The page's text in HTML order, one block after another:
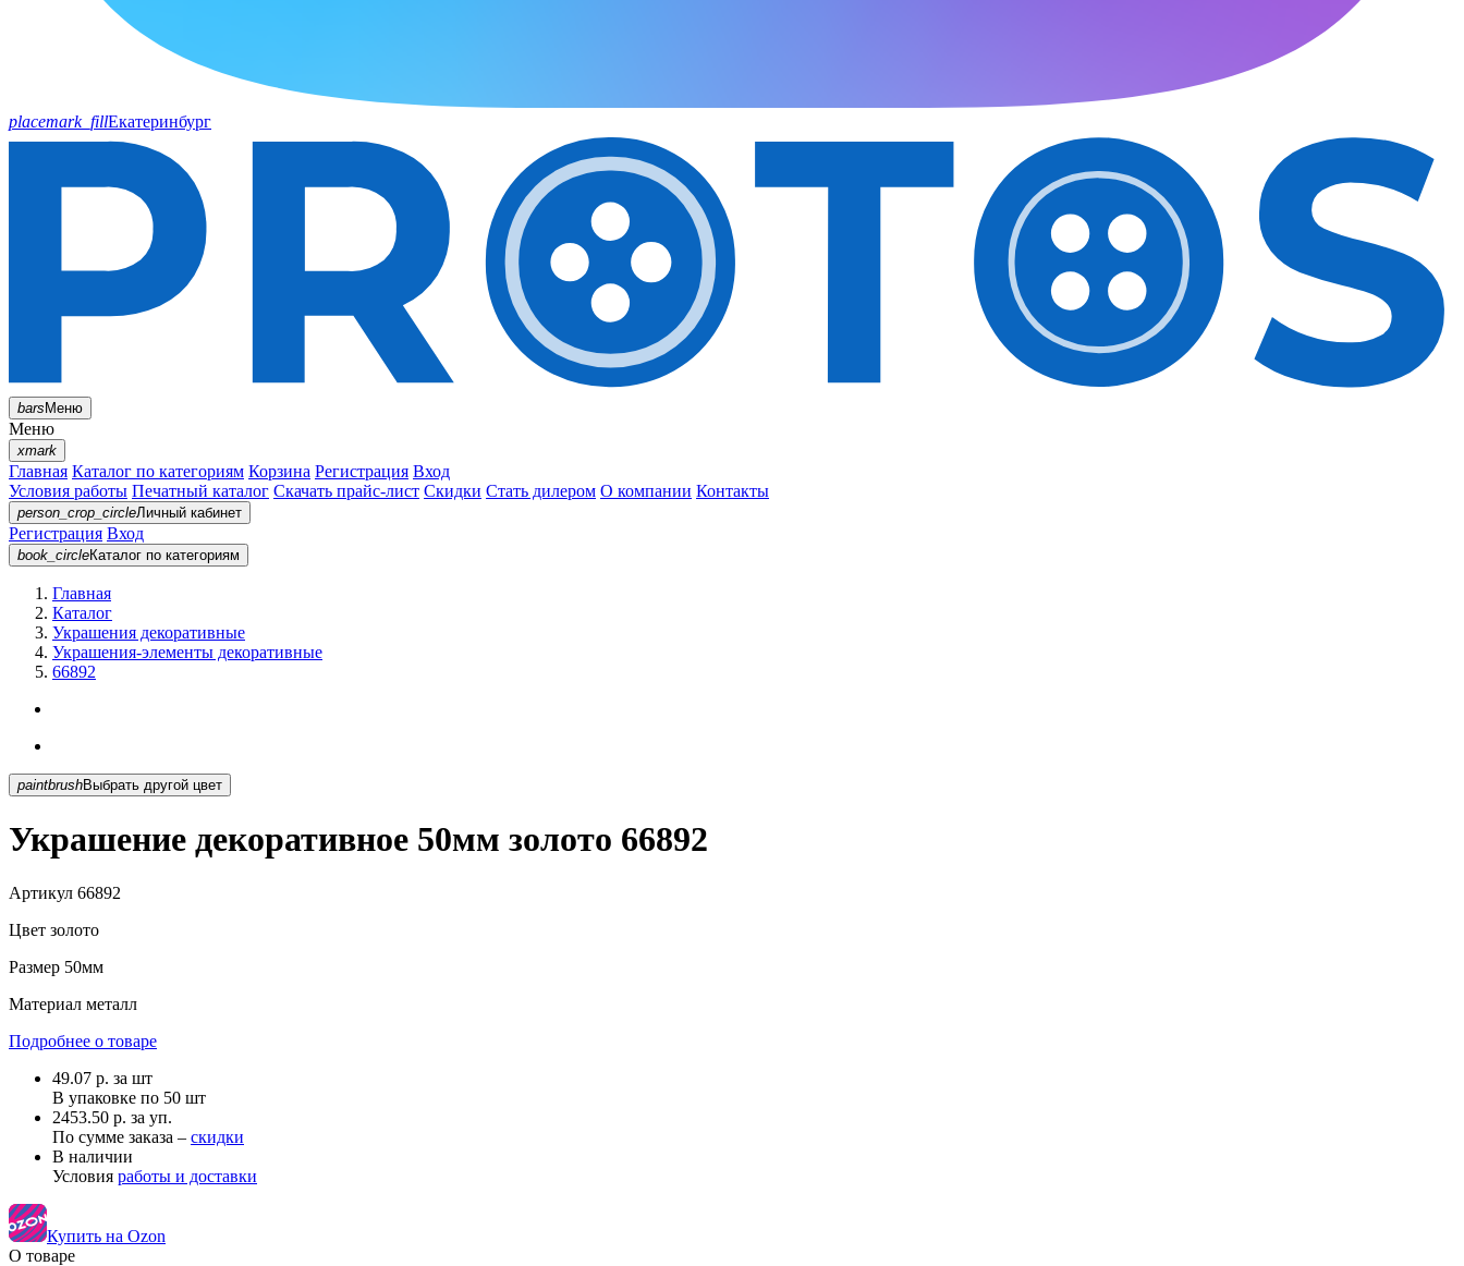
placemark_fillЕкатеринбург
barsМеню
Меню
xmark
Главная Каталог по категориям Корзина Регистрация Вход
Условия работы Печатный каталог Скачать прайс-лист Скидки Стать дилером О компании Контакты
person_crop_circleЛичный кабинет
Регистрация Вход
book_circleКаталог по категориям
Главная
Каталог
Украшения декоративные
Украшения-элементы декоративные
66892
paintbrush Выбрать другой цвет
Украшение декоративное 50мм золото 66892
Артикул 66892
Цвет золото
Размер 50мм
Материал металл
Подробнее о товаре
49.07 р. за шт
В упаковке по 50 шт
2453.50 р. за уп.
По сумме заказа – скидки
В наличии
Условия работы и доставки
Купить на Ozon
О товаре